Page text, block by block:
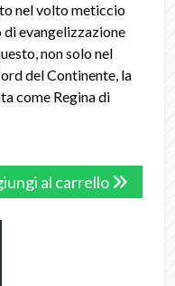
nel volto meticcio
di evangelizzazione
non solo nel
del Continente, la
come Regina di
al carrello